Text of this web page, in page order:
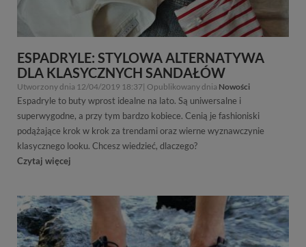
ESPADRYLE: STYLOWA ALTERNATYWA
DLA KLASYCZNYCH SANDAŁÓW
Utworzony dnia 12/04/2019 18:37| Opublikowany dnia Nowości
Espadryle to buty wprost idealne na lato. Są uniwersalne i
superwygodne, a przy tym bardzo kobiece. Cenią je fashioniski
podążające krok w krok za trendami oraz wierne wyznawczynie
klasycznego looku. Chcesz wiedzieć, dlaczego?
Czytaj więcej